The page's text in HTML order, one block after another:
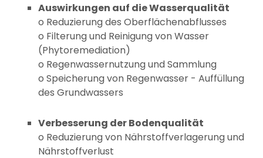
Auswirkungen auf die Wasserqualität
o Reduzierung des Oberflächenabflusses
o Filterung und Reinigung von Wasser
(Phytoremediation)
o Regenwassernutzung und Sammlung
o Speicherung von Regenwasser - Auffüllung
des Grundwassers
Verbesserung der Bodenqualität
o Reduzierung von Nährstoffverlagerung und
Nährstoffverlust